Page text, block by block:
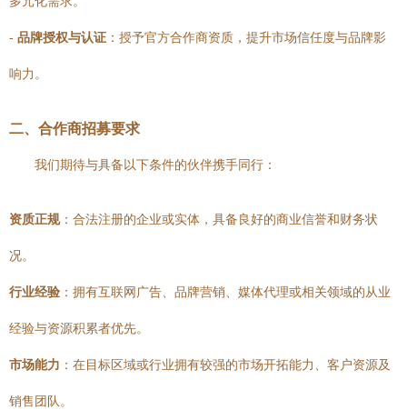
- 品牌授权与认证 ：授予官方合作商资质，提升市场信任度与品牌影
响力。
二、合作商招募要求
我们期待与具备以下条件的伙伴携手同行：
资质正规：合法注册的企业或实体，具备良好的商业信誉和财务状
况。
行业经验 ：拥有互联网广告、品牌营销、媒体代理或相关领域的从业
经验与资源积累者优先。
市场能力 ：在目标区域或行业拥有较强的市场开拓能力、客户资源及
销售团队。